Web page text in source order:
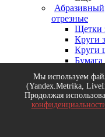
отрезные
Щетки
Круги
Круги
Бумага
Еще
пильные
Мы используем
(Yandex.Metrika,
Продолжая